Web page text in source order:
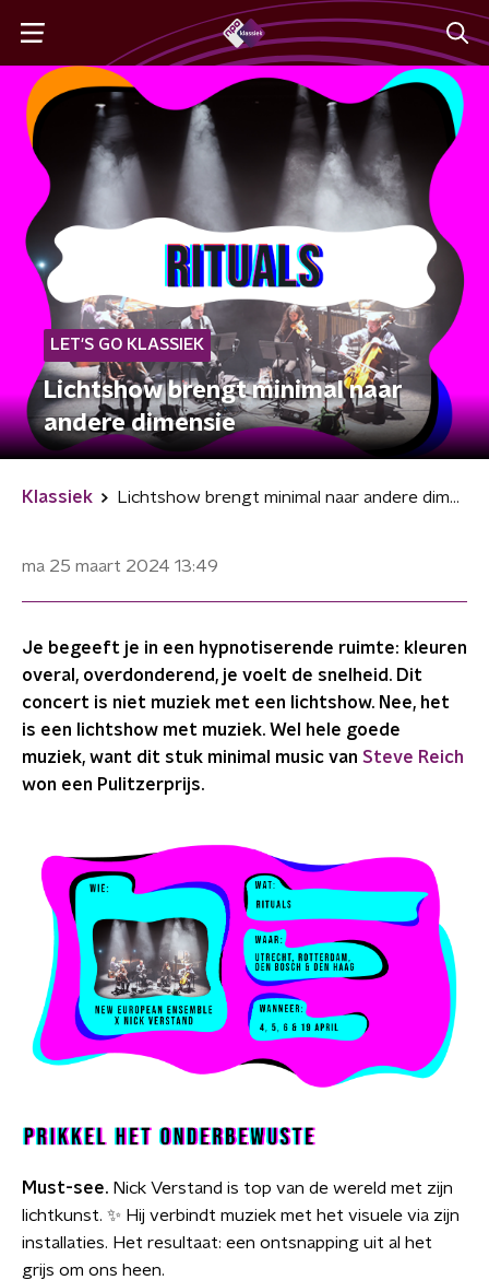
LET'S GO KLASSIEK
Lichtshow brengt minimal naar
andere dimensie
Klassiek Lichtshow brengt minimal naar andere dimensie
ma 25 maart 2024 13:49
Je begeeft je in een hypnotiserende ruimte: kleuren
overal, overdonderend, je voelt de snelheid. Dit
concert is niet muziek met een lichtshow. Nee, het
is een lichtshow met muziek. Wel hele goede
muziek, want dit stuk minimal music van Steve Reich
won een Pulitzerprijs.
Must-see. Nick Verstand is top van de wereld met zijn
lichtkunst. ✨ Hij verbindt muziek met het visuele via zijn
installaties. Het resultaat: een ontsnapping uit al het
grijs om ons heen.